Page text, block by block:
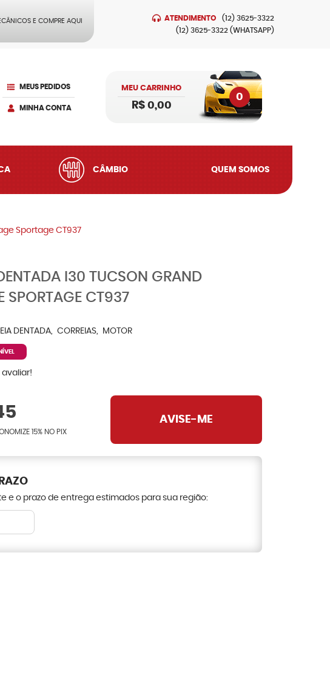
E COMPRE AQUI ATENDIMENTO (12) 3625-3322
(12) 3625-3322 (WHATSAPP)
MEUS PEDIDOS
MINHA CONTA
MEU CARRINHO
0
R$ 0,00
CÂMBIO QUEM SOMOS
Sportage CT937
I30 TUCSON GRAND
SPORTAGE CT937
DENTADA CORREIAS MOTOR
avaliar!
15% NO PIX
AVISE-ME
e o prazo de entrega estimados para sua região: